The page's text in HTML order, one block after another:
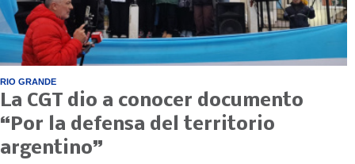
RIO GRANDE
La CGT dio a conocer documento
“Por la defensa del territorio
argentino”